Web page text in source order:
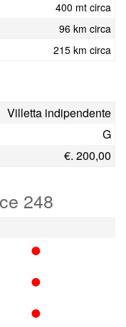
400 mt circa
96 km circa
215 km circa
Villetta indipendente
G
€. 200,00
248
•
•
•